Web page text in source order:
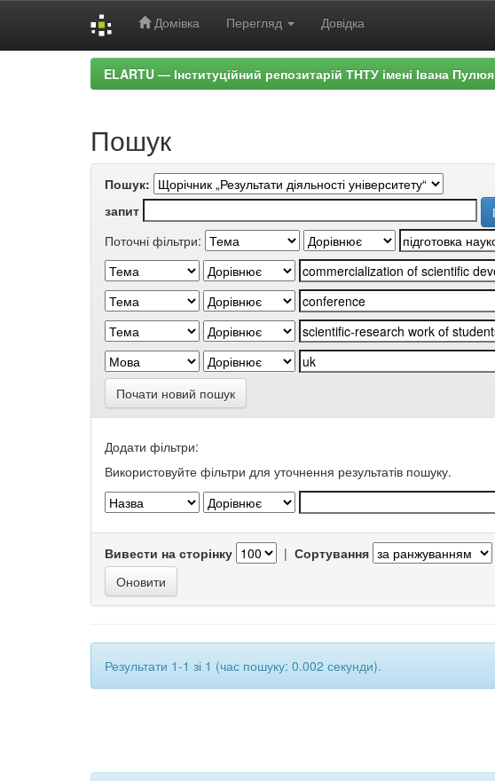
Домівка Перегляд Довідка
ELARTU — Інституційний репозитарій ТНТУ імені Івана Пулюя
Пошук
Пошук:
запит
Поточні фільтри:
Почати новий пошук
Додати фільтри:
Використовуйте фільтри для уточнення результатів пошуку.
Вивести на сторінку | Сортування
Результати 1-1 зі 1 (час пошуку: 0.002 секунди).